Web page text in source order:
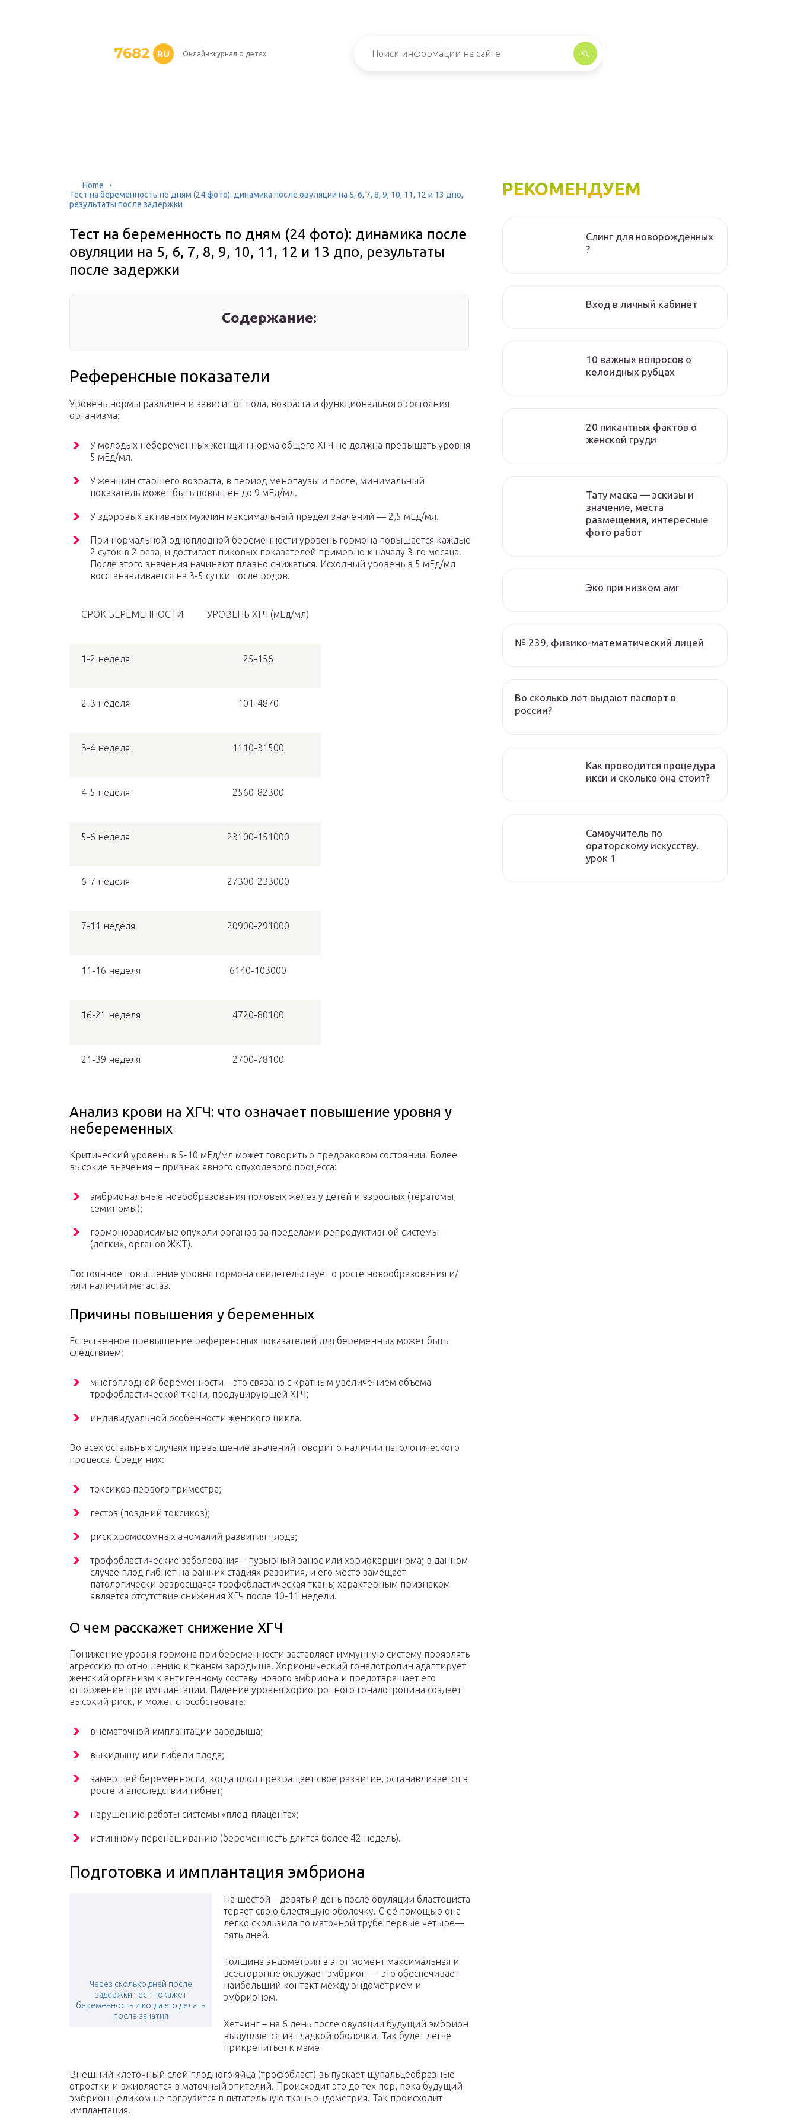
7682 RU Онлайн-журнал о детях
Home
Тест на беременность по дням (24 фото): динамика после овуляции на 5, 6, 7, 8, 9, 10, 11, 12 и 13 дпо,
результаты после задержки
Тест на беременность по дням (24 фото): динамика после
овуляции на 5, 6, 7, 8, 9, 10, 11, 12 и 13 дпо, результаты
после задержки
Содержание:
Референсные показатели
Уровень нормы различен и зависит от пола, возраста и функционального состояния
организма:
У молодых небеременных женщин норма общего ХГЧ не должна превышать уровня
5 мЕд/мл.
У женщин старшего возраста, в период менопаузы и после, минимальный
показатель может быть повышен до 9 мЕд/мл.
У здоровых активных мужчин максимальный предел значений — 2,5 мЕд/мл.
При нормальной одноплодной беременности уровень гормона повышается каждые
2 суток в 2 раза, и достигает пиковых показателей примерно к началу 3-го месяца.
После этого значения начинают плавно снижаться. Исходный уровень в 5 мЕд/мл
восстанавливается на 3-5 сутки после родов.
СРОК БЕРЕМЕННОСТИ УРОВЕНЬ ХГЧ (мЕд/мл)
1-2 неделя 25-156
2-3 неделя 101-4870
3-4 неделя 1110-31500
4-5 неделя 2560-82300
5-6 неделя 23100-151000
6-7 неделя 27300-233000
7-11 неделя 20900-291000
11-16 неделя 6140-103000
16-21 неделя 4720-80100
21-39 неделя 2700-78100
Анализ крови на ХГЧ: что означает повышение уровня у
небеременных
Критический уровень в 5-10 мЕд/мл может говорить о предраковом состоянии. Более
высокие значения – признак явного опухолевого процесса:
эмбриональные новообразования половых желез у детей и взрослых (тератомы,
семиномы);
гормонозависимые опухоли органов за пределами репродуктивной системы
(легких, органов ЖКТ).
Постоянное повышение уровня гормона свидетельствует о росте новообразования и/
или наличии метастаз.
Причины повышения у беременных
Естественное превышение референсных показателей для беременных может быть
следствием:
многоплодной беременности – это связано с кратным увеличением объема
трофобластической ткани, продуцирующей ХГЧ;
индивидуальной особенности женского цикла.
Во всех остальных случаях превышение значений говорит о наличии патологического
процесса. Среди них:
токсикоз первого триместра;
гестоз (поздний токсикоз);
риск хромосомных аномалий развития плода;
трофобластические заболевания – пузырный занос или хориокарцинома; в данном
случае плод гибнет на ранних стадиях развития, и его место замещает
патологически разросшаяся трофобластическая ткань; характерным признаком
является отсутствие снижения ХГЧ после 10-11 недели.
О чем расскажет снижение ХГЧ
Понижение уровня гормона при беременности заставляет иммунную систему проявлять
агрессию по отношению к тканям зародыша. Хорионический гонадотропин адаптирует
женский организм к антигенному составу нового эмбриона и предотвращает его
отторжение при имплантации. Падение уровня хориотропного гонадотропина создает
высокий риск, и может способствовать:
внематочной имплантации зародыша;
выкидышу или гибели плода;
замершей беременности, когда плод прекращает свое развитие, останавливается в
росте и впоследствии гибнет;
нарушению работы системы «плод-плацента»;
истинному перенашиванию (беременность длится более 42 недель).
Подготовка и имплантация эмбриона
Через сколько дней после
задержки тест покажет
беременность и когда его делать
после зачатия
На шестой—девятый день после овуляции бластоциста
теряет свою блестящую оболочку. С её помощью она
легко скользила по маточной трубе первые четыре—
пять дней.
Толщина эндометрия в этот момент максимальная и
всесторонне окружает эмбрион — это обеспечивает
наибольший контакт между эндометрием и
эмбрионом.
Хетчинг – на 6 день после овуляции будущий эмбрион
вылупляется из гладкой оболочки. Так будет легче
прикрепиться к маме
Внешний клеточный слой плодного яйца (трофобласт) выпускает щупальцеобразные
отростки и вживляется в маточный эпителий. Происходит это до тех пор, пока будущий
эмбрион целиком не погрузится в питательную ткань эндометрия. Так происходит
имплантация.
РЕКОМЕНДУЕМ
Слинг для новорожденных
?
Вход в личный кабинет
10 важных вопросов о
келоидных рубцах
20 пикантных фактов о
женской груди
Тату маска — эскизы и
значение, места
размещения, интересные
фото работ
Эко при низком амг
№ 239, физико-математический лицей
Во сколько лет выдают паспорт в
россии?
Как проводится процедура
икси и сколько она стоит?
Самоучитель по
ораторскому искусству.
урок 1